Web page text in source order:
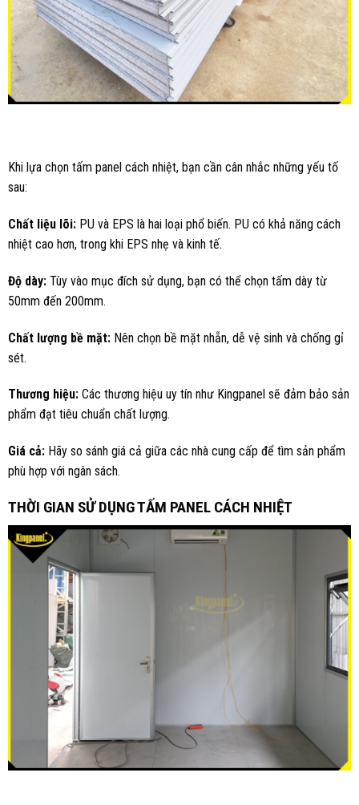
Khi lựa chọn tấm panel cách nhiệt, bạn cần cân nhắc những yếu tố
sau:
Chất liệu lõi: PU và EPS là hai loại phổ biến. PU có khả năng cách
nhiệt cao hơn, trong khi EPS nhẹ và kinh tế.
Độ dày: Tùy vào mục đích sử dụng, bạn có thể chọn tấm dày từ
50mm đến 200mm.
Chất lượng bề mặt: Nên chọn bề mặt nhẵn, dễ vệ sinh và chống gỉ
sét.
Thương hiệu: Các thương hiệu uy tín như Kingpanel sẽ đảm bảo sản
phẩm đạt tiêu chuẩn chất lượng.
Giá cả: Hãy so sánh giá cả giữa các nhà cung cấp để tìm sản phẩm
phù hợp với ngân sách.
THỜI GIAN SỬ DỤNG TẤM PANEL CÁCH NHIỆT